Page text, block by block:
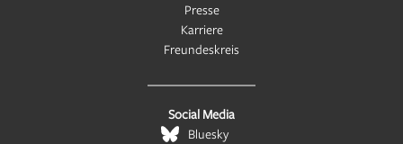
Presse
Karriere
Freundeskreis
Social Media
Bluesky